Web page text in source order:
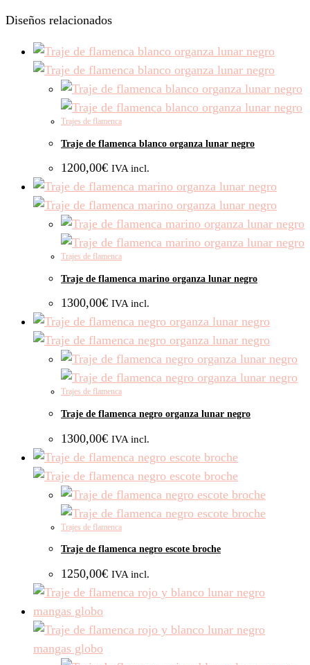
Diseños relacionados
Trajes de flamenca
Traje de flamenca blanco organza lunar negro
1200,00€ IVA incl.
Trajes de flamenca
Traje de flamenca marino organza lunar negro
1300,00€ IVA incl.
Trajes de flamenca
Traje de flamenca negro organza lunar negro
1300,00€ IVA incl.
Trajes de flamenca
Traje de flamenca negro escote broche
1250,00€ IVA incl.